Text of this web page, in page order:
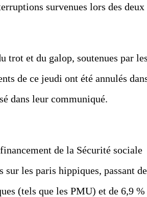
survenues lors des deux
trot et du galop, soutenues par les
de ce jeudi ont été annulés
dans leur communiqué.
de la Sécurité sociale
les paris hippiques, passant de
(tels que les PMU) et de 6,9 %